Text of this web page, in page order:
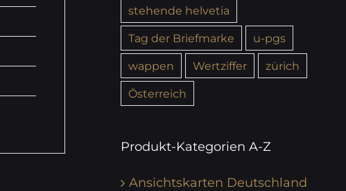
stehende helvetia
Tag der Briefmarke
u-pgs
wappen
Wertziffer
zürich
Österreich
Produkt-Kategorien A-Z
Ansichtskarten Deutschland